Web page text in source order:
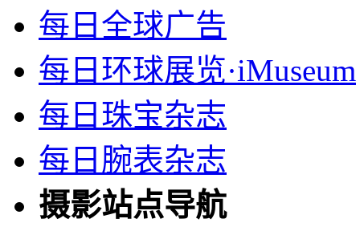
每日全球广告
每日环球展览·iMuseum
每日珠宝杂志
每日腕表杂志
摄影站点导航